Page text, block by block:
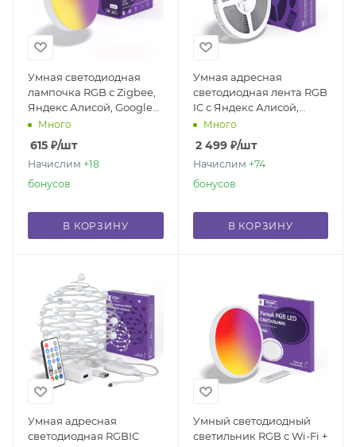
Умная светодиодная
лампочка RGB с Zigbee,
Яндекс Алисой, Google
Home, Smart bulb GX53
Много
615 ₽/шт
Начислим +18
бонусов
В КОРЗИНУ
Умная адресная
светодиодная лента RGB
IC с Яндекс Алисой,
Марусей, Google Home,
Wi-Fi, Smart LED
Lightstrip IP54 24W 5
метров
Много
2 499₽/шт
Начислим +74
бонусов
В КОРЗИНУ
Умная адресная
светодиодная RGBIC
Умный светодиодный
светильник RGB с Wi-Fi +